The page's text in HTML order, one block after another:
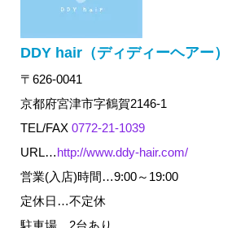
DDY hair（ディディーヘアー）
〒626-0041
京都府宮津市字鶴賀2146-1
TEL/FAX 0772-21-1039
URL…http://www.ddy-hair.com/
営業(入店)時間…9:00～19:00
定休日…不定休